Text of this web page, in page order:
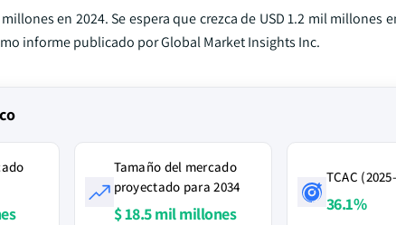
en 2024. Se espera que crezca de USD 1.2 mil millones
informe publicado por Global Market Insights Inc.
Tamaño del mercado
proyectado para 2034
$ 18.5 mil millones
TCAC
36.1%